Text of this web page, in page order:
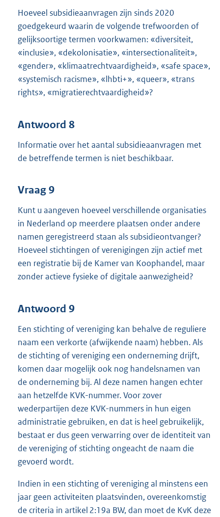
Hoeveel subsidieaanvragen zijn sinds 2020
goedgekeurd waarin de volgende trefwoorden of
gelijksoortige termen voorkwamen: «diversiteit,
«inclusie», «dekolonisatie», «intersectionaliteit»,
«gender», «klimaatrechtvaardigheid», «safe space»,
«systemisch racisme», «lhbti+», «queer», «trans
rights», «migratierechtvaardigheid»?
Antwoord 8
Informatie over het aantal subsidieaanvragen met
de betreffende termen is niet beschikbaar.
Vraag 9
Kunt u aangeven hoeveel verschillende organisaties
in Nederland op meerdere plaatsen onder andere
namen geregistreerd staan als subsidieontvanger?
Hoeveel stichtingen of verenigingen zijn actief met
een registratie bij de Kamer van Koophandel, maar
zonder actieve fysieke of digitale aanwezigheid?
Antwoord 9
Een stichting of vereniging kan behalve de reguliere
naam een verkorte (afwijkende naam) hebben. Als
de stichting of vereniging een onderneming drijft,
komen daar mogelijk ook nog handelsnamen van
de onderneming bij. Al deze namen hangen echter
aan hetzelfde KVK-nummer. Voor zover
wederpartijen deze KVK-nummers in hun eigen
administratie gebruiken, en dat is heel gebruikelijk,
bestaat er dus geen verwarring over de identiteit van
de vereniging of stichting ongeacht de naam die
gevoerd wordt.
Indien in een stichting of vereniging al minstens een
jaar geen activiteiten plaatsvinden, overeenkomstig
de criteria in artikel 2:19a BW, dan moet de KvK deze